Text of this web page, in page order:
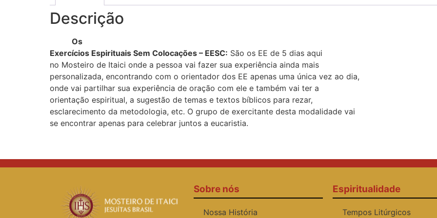
Descrição
Os
Exercícios Espirituais Sem Colocações – EESC: São os EE de 5 dias aqui
no Mosteiro de Itaici onde a pessoa vai fazer sua experiência ainda mais
personalizada, encontrando com o orientador dos EE apenas uma única vez ao dia,
onde vai partilhar sua experiência de oração com ele e também vai ter a
orientação espiritual, a sugestão de temas e textos bíblicos para rezar,
esclarecimento da metodologia, etc. O grupo de exercitante desta modalidade vai
se encontrar apenas para celebrar juntos a eucaristia.
Sobre nós
Nossa História
Espiritualidade
Tempos Litúrgicos